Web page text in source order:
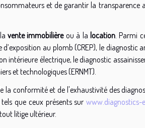
et de garantir la transparence
vente immobilièreou à la location. Parmi
au plomb (CREP), le diagnostic
intérieure électrique, le diagnostic
et technologiques (ERNMT).
la conformité et de l'exhaustivité des
que ceux présents sur www.diagnostics-
litige ultérieur.